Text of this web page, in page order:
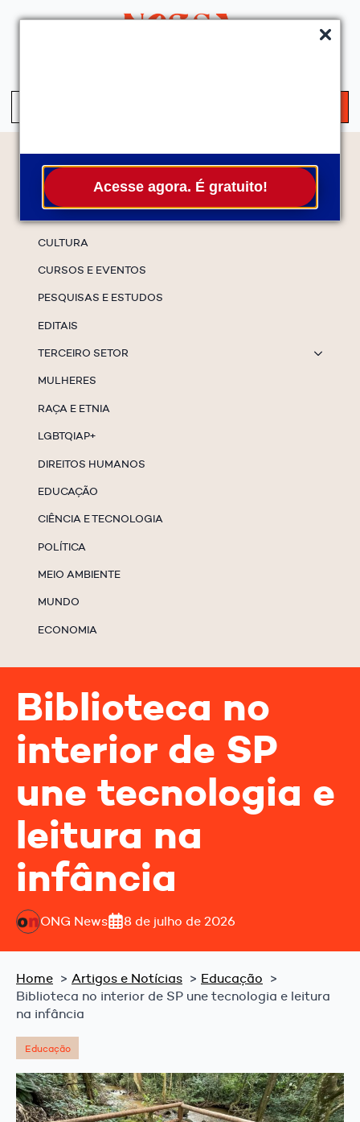
Acesse agora. É gratuito!
Temas
CULTURA
CURSOS E EVENTOS
PESQUISAS E ESTUDOS
EDITAIS
TERCEIRO SETOR
MULHERES
RAÇA E ETNIA
LGBTQIAP+
DIREITOS HUMANOS
EDUCAÇÃO
CIÊNCIA E TECNOLOGIA
POLÍTICA
MEIO AMBIENTE
MUNDO
ECONOMIA
Biblioteca no
interior de SP
une tecnologia e
leitura na
infância
ONG News 8 de julho de 2026
Home Artigos e Notícias
Educação
Biblioteca no interior de SP une tecnologia e leitura
na infância
Educação